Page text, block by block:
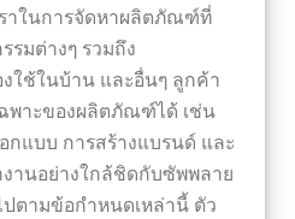
ราในการจัดหาผลิตภัณฑ์ที่
รมต่างๆ รวมถึง
ใช้ในบ้าน และอื่นๆ ลูกค้า
พาะของผลิตภัณฑ์ได้ เช่น
กแบบ การสร้างแบรนด์ และ
านอย่างใกล้ชิดกับซัพพลาย
ปตามข้อกำหนดเหล่านี้ ตัว